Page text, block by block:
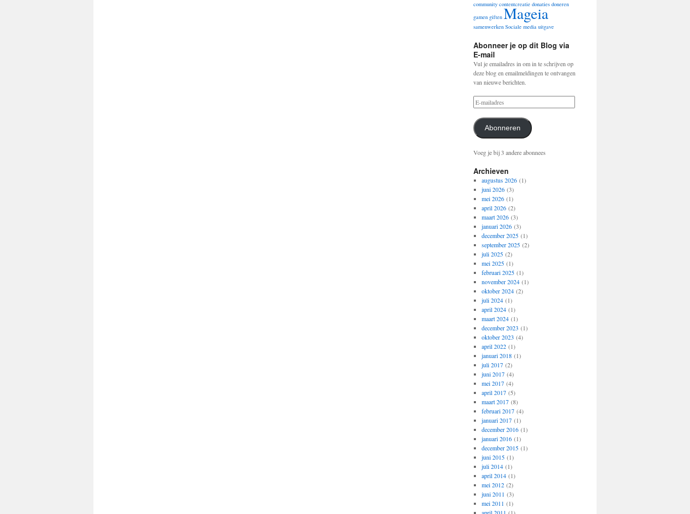
community contentcreatie donaties doneren
gamen giften Mageia
samenwerken Sociale media uitgave
Abonneer je op dit Blog via
E-mail
Vul je emailadres in om in te schrijven op
deze blog en emailmeldingen te ontvangen
van nieuwe berichten.
Abonneren
Voeg je bij 3 andere abonnees
Archieven
augustus 2026(1)
juni 2026(3)
mei 2026(1)
april 2026(2)
maart 2026(3)
januari 2026(3)
december 2025(1)
september 2025(2)
juli 2025(2)
mei 2025(1)
februari 2025(1)
november 2024(1)
oktober 2024(2)
juli 2024(1)
april 2024(1)
maart 2024(1)
december 2023 (1)
oktober 2023 (4)
april 2022(1)
januari 2018(1)
juli 2017(2)
juni 2017(4)
mei 2017(4)
april 2017(5)
maart 2017(8)
februari 2017(4)
januari 2017(1)
december 2016(1)
januari 2016(1)
december 2015(1)
juni 2015(1)
juli 2014(1)
april 2014(1)
mei 2012(2)
juni 2011 (3)
mei 2011 (1)